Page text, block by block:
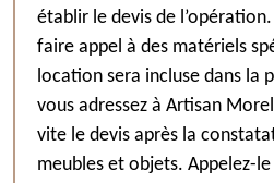
établir le devis de
faire appel à des matériels
location sera incluse dans la
vous adressez à Artisan
vite le devis après la
meubles et objets. Appelez-